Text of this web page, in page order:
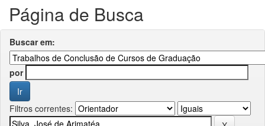
Página de Busca
Buscar em:
por
Filtros correntes: